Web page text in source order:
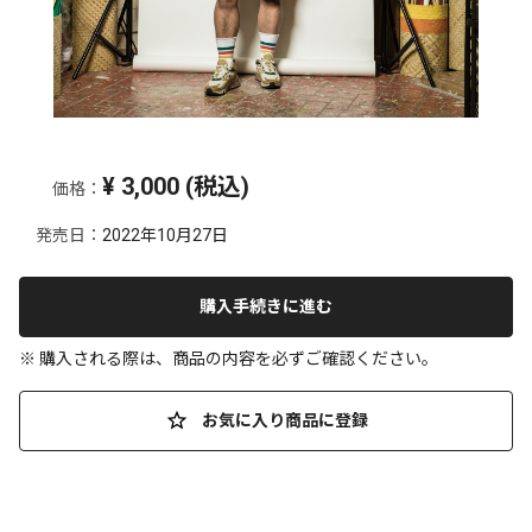
価格： ¥ 3,000 (税込)
発売日： 2022年10月27日
購入手続きに進む
※ 購入される際は、商品の内容を必ずご確認ください。
お気に入り商品に登録